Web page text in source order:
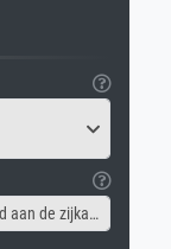
Canvas lijst - Afbeelding gespiegeld aan de zijkant